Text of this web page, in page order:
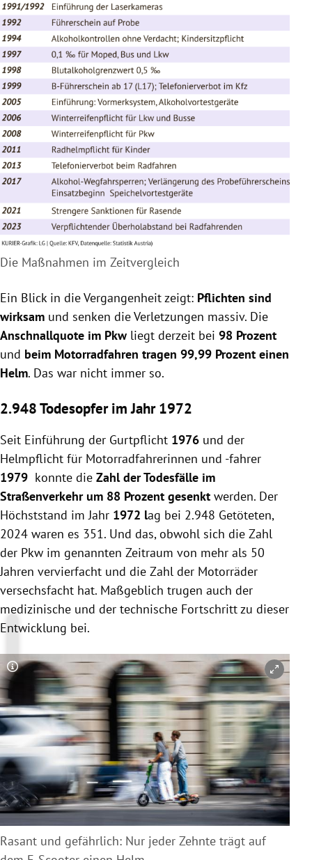
Die Maßnahmen im Zeitvergleich
Ein Blick in die Vergangenheit zeigt: Pflichten sind
wirksam und senken die Verletzungen massiv. Die
Anschnallquote im Pkw liegt derzeit bei 98 Prozent
und beim Motorradfahren tragen 99,99 Prozent einen
Helm. Das war nicht immer so.
2.948 Todesopfer im Jahr 1972
Seit Einführung der Gurtpflicht 1976 und der
Helmpflicht für Motorradfahrerinnen und -fahrer
1979 konnte die Zahl der Todesfälle im
Straßenverkehr um 88 Prozent gesenkt werden. Der
Höchststand im Jahr 1972 lag bei 2.948 Getöteten,
2024 waren es 351. Und das, obwohl sich die Zahl
der Pkw im genannten Zeitraum von mehr als 50
Jahren vervierfacht und die Zahl der Motorräder
versechsfacht hat. Maßgeblich trugen auch der
medizinische und der technische Fortschritt zu dieser
Entwicklung bei.
Copyright-Hinweis öffnen/schließen
Rasant und gefährlich: Nur jeder Zehnte trägt auf